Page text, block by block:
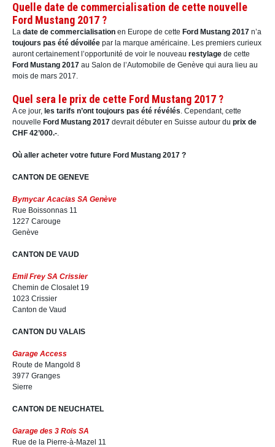
Quelle date de commercialisation de cette nouvelle
Ford Mustang 2017 ?
La date de commercialisation en Europe de cette Ford Mustang 2017 n’a
toujours pas été dévoilée par la marque américaine. Les premiers curieux
auront certainement l’opportunité de voir le nouveau restylage de cette
Ford Mustang 2017 au Salon de l’Automobile de Genève qui aura lieu au
mois de mars 2017.
Quel sera le prix de cette Ford Mustang 2017 ?
A ce jour, les tarifs n’ont toujours pas été révélés. Cependant, cette
nouvelle Ford Mustang 2017 devrait débuter en Suisse autour du prix de
CHF 42’000.-.
Où aller acheter votre future Ford Mustang 2017 ?
CANTON DE GENEVE
Bymycar Acacias SA Genève
Rue Boissonnas 11
1227 Carouge
Genève
CANTON DE VAUD
Emil Frey SA Crissier
Chemin de Closalet 19
1023 Crissier
Canton de Vaud
CANTON DU VALAIS
Garage Access
Route de Mangold 8
3977 Granges
Sierre
CANTON DE NEUCHATEL
Garage des 3 Rois SA
Rue de la Pierre-à-Mazel 11